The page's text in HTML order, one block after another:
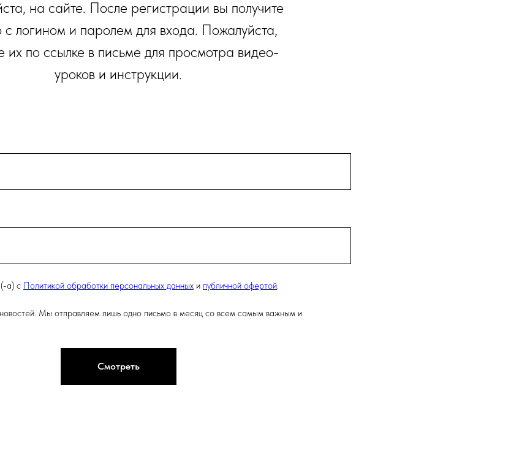
на сайте. После регистрации вы получите
с логином и паролем для входа. Пожалуйста,
их по ссылке в письме для просмотра видео-
уроков и инструкции.
а) с Политикой обработки персональных данных и публичной офертой.
Мы отправляем лишь одно письмо в месяц со всем самым важным и
Смотреть